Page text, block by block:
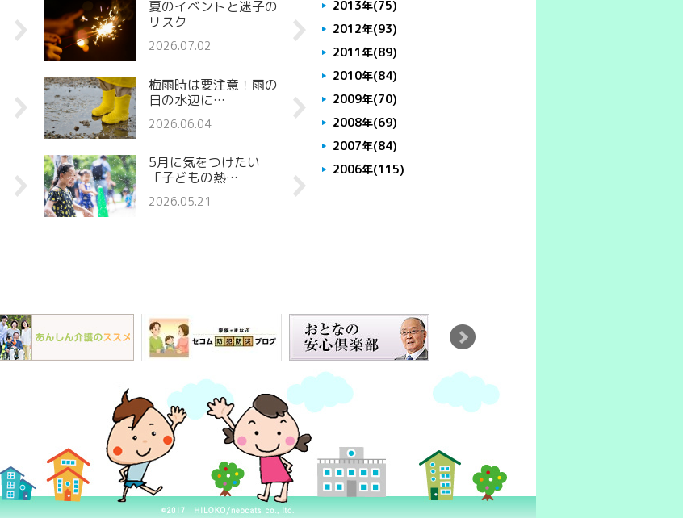
夏のイベントと迷子の
リスク
2026.07.02
梅雨時は要注意！雨の
日の水辺に…
2026.06.04
5月に気をつけたい
「子どもの熱…
2026.05.21
2013年(75)
2012年(93)
2011年(89)
2010年(84)
2009年(70)
2008年(69)
2007年(84)
2006年(115)